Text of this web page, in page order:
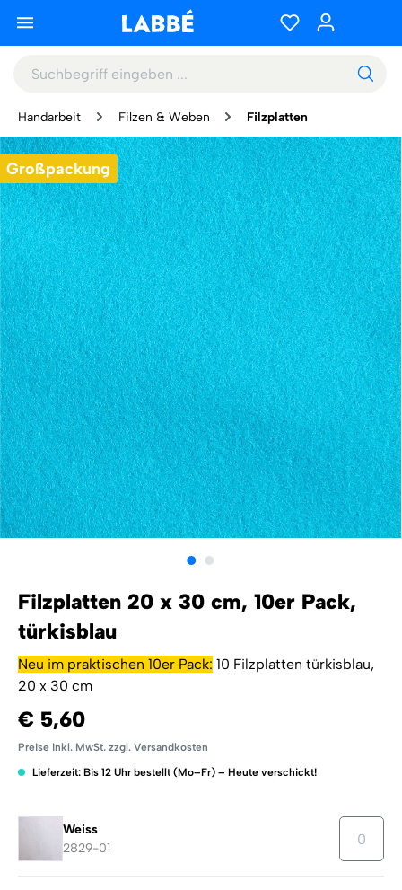
Handarbeit Filzen & Weben Filzplatten
Großpackung
Filzplatten 20 x 30 cm, 10er Pack,
türkisblau
Neu im praktischen 10er Pack: 10 Filzplatten türkisblau,
20 x 30 cm
€ 5,60
Preise inkl. MwSt. zzgl. Versandkosten
Lieferzeit: Bis 12 Uhr bestellt (Mo–Fr) – Heute verschickt!
Weiss
2829-01